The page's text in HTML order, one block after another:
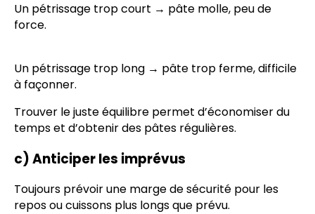
Un pétrissage trop court → pâte molle, peu de
force.
Un pétrissage trop long → pâte trop ferme, difficile
à façonner.
Trouver le juste équilibre permet d’économiser du
temps et d’obtenir des pâtes régulières.
c) Anticiper les imprévus
Toujours prévoir une marge de sécurité pour les
repos ou cuissons plus longs que prévu.